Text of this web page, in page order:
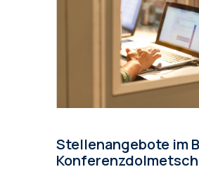
Stellenangebote im